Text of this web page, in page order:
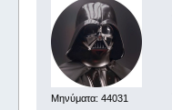
Μηνύματα: 44031